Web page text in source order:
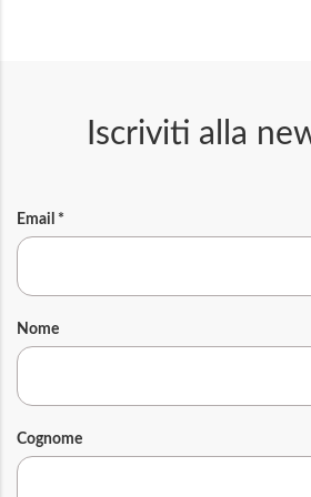
Iscriviti alla
Email *
Nome
Cognome